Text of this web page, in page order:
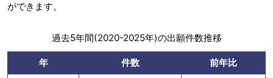
ができます。
過去5年間(2020-2025年)の出願件数推移
年 件数
前年比